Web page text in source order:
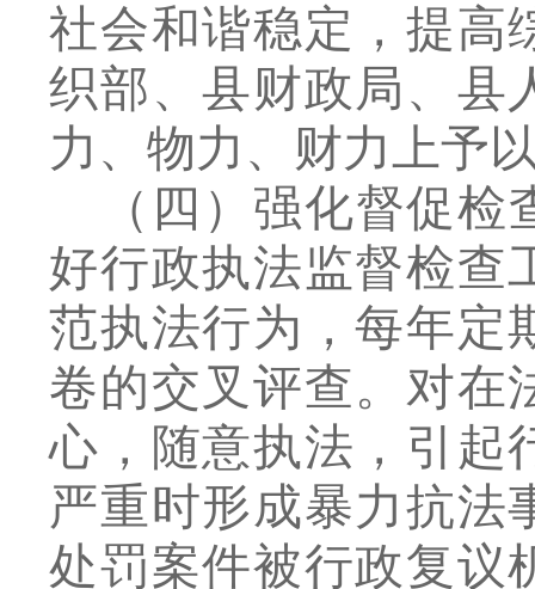
社会和谐稳定，提高
织部、县财政局、县
力、物力、财力上予
（四）强化督促检
好行政执法监督检查
范执法行为，每年定
卷的交叉评查。对在
心，随意执法，引起
严重时形成暴力抗法
处罚案件被行政复议